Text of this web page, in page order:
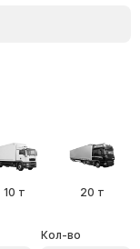
10 т 20 т
Кол-во